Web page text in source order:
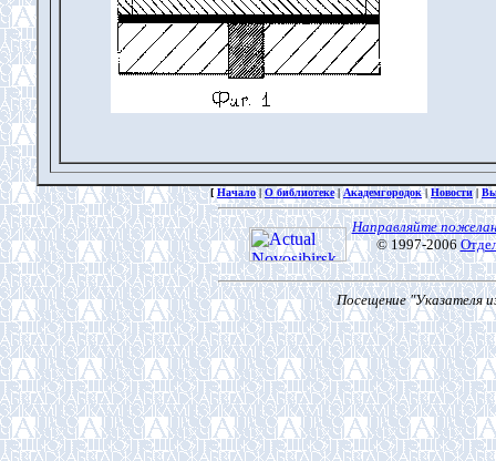
[ Начало|О библиотеке|Академгородок|Новости|
Направляйте
© 1997-2006
Посещение "Указателя